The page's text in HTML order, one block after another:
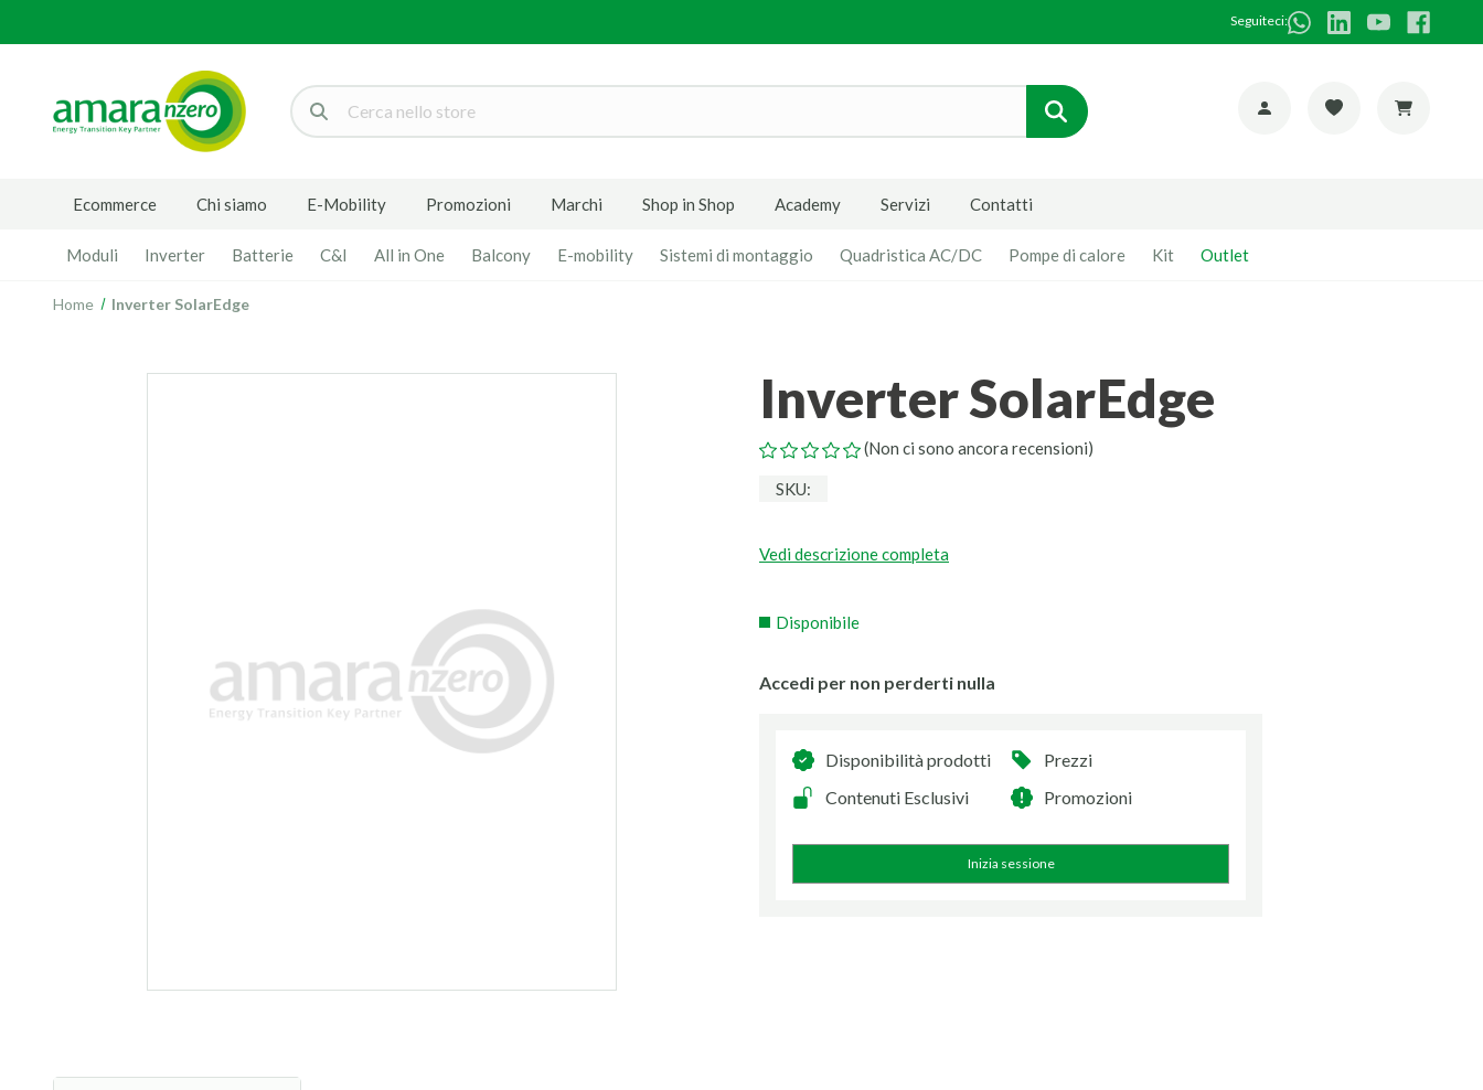
Seguiteci:
Cerca
Ecommerce Chi siamo E-Mobility Promozioni Marchi Shop in Shop Academy Servizi Contatti
Moduli Inverter Batterie C&I All in One Balcony E-mobility Sistemi di montaggio Quadristica AC/DC Pompe di calore Kit Outlet
Home Inverter SolarEdge
Inverter SolarEdge
(Non ci sono ancora recensioni)
SKU:
Vedi descrizione completa
Disponibile
Accedi per non perderti nulla
Disponibilità prodotti
Prezzi
Contenuti Esclusivi
Promozioni
Inizia sessione